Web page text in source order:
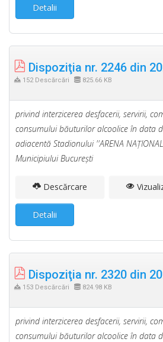
Detalii
Dispoziţia nr. 2246 din
152 Descărcări 825.66 KB
privind interzicerea desfacerii, servirii,
consumului băuturilor alcoolice în data
adiacentă Stadionului ''ARENA
Municipiului Bucureşti
Descărcare
Detalii
Dispoziţia nr. 2320 din
153 Descărcări 824.98 KB
privind interzicerea desfacerii, servirii,
consumului băuturilor alcoolice în data